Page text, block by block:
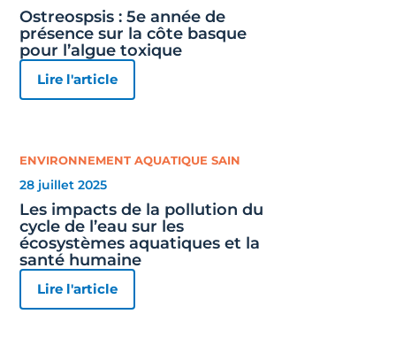
Ostreospsis : 5e année de
présence sur la côte basque
pour l’algue toxique
Lire l'article
ENVIRONNEMENT AQUATIQUE SAIN
28 juillet 2025
Les impacts de la pollution du
cycle de l’eau sur les
écosystèmes aquatiques et la
santé humaine
Lire l'article